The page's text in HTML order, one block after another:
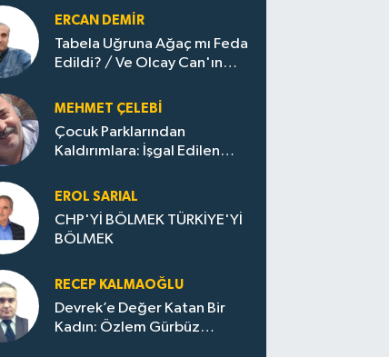
ERCAN DEMIR
Tabela Uğruna Ağaç mı Feda
Edildi? / Ve Olcay Can'ın
MEHMET ÇELEBI
Çocuk Parklarından
Kaldırımlara: İşgal Edilen
Evler Çöp Dolu
EROL SARIAL
CHP'Yİ BÖLMEK TÜRKİYE'Yİ
BÖLMEK
RECEP KALMAOĞLU
Devrek’e Değer Katan Bir
Kadın: Özlem Gürbüz